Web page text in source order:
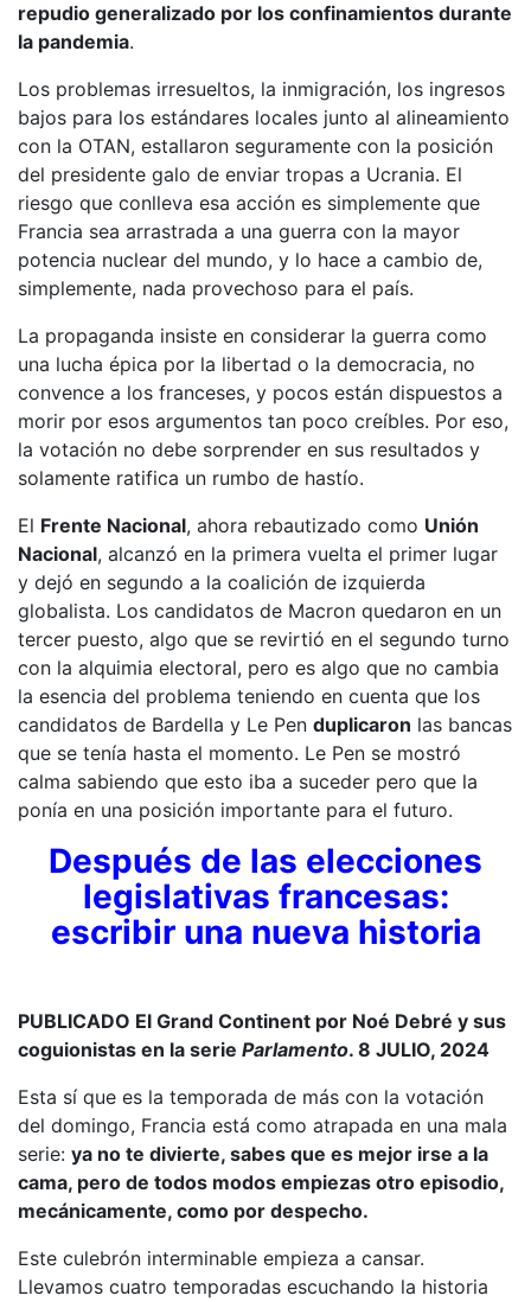
repudio generalizado por los confinamientos durante
la pandemia.
Los problemas irresueltos, la inmigración, los ingresos
bajos para los estándares locales junto al alineamiento
con la OTAN, estallaron seguramente con la posición
del presidente galo de enviar tropas a Ucrania. El
riesgo que conlleva esa acción es simplemente que
Francia sea arrastrada a una guerra con la mayor
potencia nuclear del mundo, y lo hace a cambio de,
simplemente, nada provechoso para el país.
La propaganda insiste en considerar la guerra como
una lucha épica por la libertad o la democracia, no
convence a los franceses, y pocos están dispuestos a
morir por esos argumentos tan poco creíbles. Por eso,
la votación no debe sorprender en sus resultados y
solamente ratifica un rumbo de hastío.
El Frente Nacional, ahora rebautizado como Unión
Nacional, alcanzó en la primera vuelta el primer lugar
y dejó en segundo a la coalición de izquierda
globalista. Los candidatos de Macron quedaron en un
tercer puesto, algo que se revirtió en el segundo turno
con la alquimia electoral, pero es algo que no cambia
la esencia del problema teniendo en cuenta que los
candidatos de Bardella y Le Pen duplicaron las bancas
que se tenía hasta el momento. Le Pen se mostró
calma sabiendo que esto iba a suceder pero que la
ponía en una posición importante para el futuro.
Después de las elecciones
legislativas francesas:
escribir una nueva historia
PUBLICADO El Grand Continent por Noé Debré y sus
coguionistas en la serie Parlamento. 8 JULIO, 2024
Esta sí que es la temporada de más con la votación
del domingo, Francia está como atrapada en una mala
serie: ya no te divierte, sabes que es mejor irse a la
cama, pero de todos modos empiezas otro episodio,
mecánicamente, como por despecho.
Este culebrón interminable empieza a cansar.
Llevamos cuatro temporadas escuchando la historia